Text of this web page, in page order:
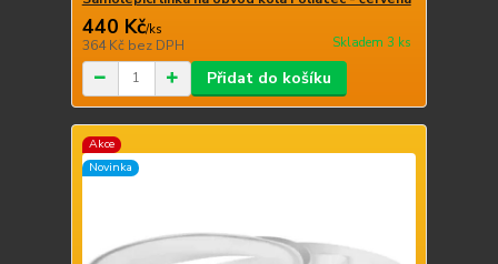
440 Kč/ks
364 Kč bez DPH Skladem 3 ks
Přidat do košíku
Akce
Novinka